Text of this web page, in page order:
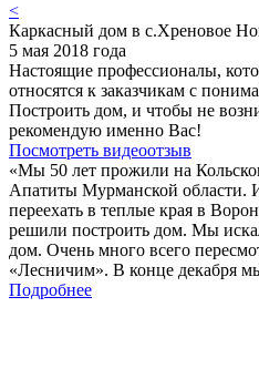
<
Каркасный дом в с.Хреновое
5 мая 2018 года
Настоящие профессионалы,
относятся к заказчикам с
Построить дом, и чтобы не
рекомендую именно Вас!
Посмотреть видеоотзыв
«Мы 50 лет прожили на
Апатиты Мурманской области.
переехать в теплые края в
решили построить дом. Мы
дом. Очень много всего
«Лесничим». В конце декабря
Подробнее